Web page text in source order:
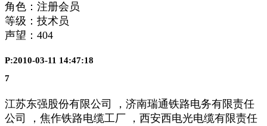
角色：注册会员
等级：技术员
声望： 404
P:2010-03-11 14:47:18
7
江苏东强股份有限公司 ，济南瑞通铁路电务有限责任
公司 ，焦作铁路电缆工厂 ，西安西电光电缆有限责任